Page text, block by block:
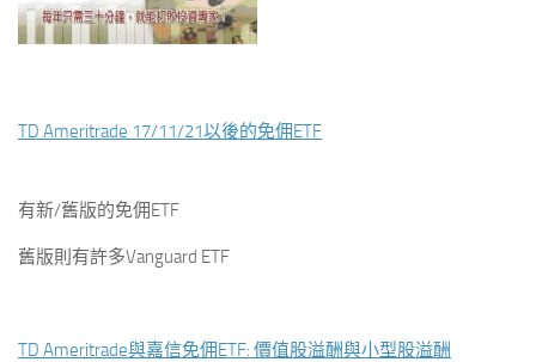
TD Ameritrade 17/11/21以後的免佣ETF
有新/舊版的免佣ETF
舊版則有許多Vanguard ETF
TD Ameritrade與嘉信免佣ETF: 價值股溢酬與小型股溢酬